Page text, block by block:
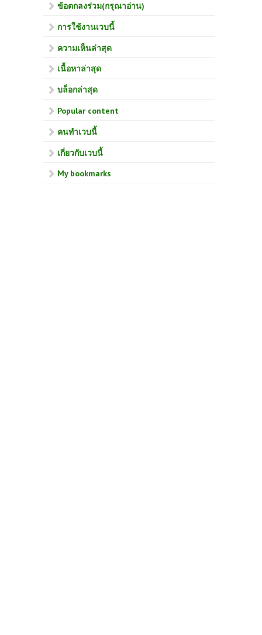
ข้อตกลงร่วม(กรุณาอ่าน)
การใช้งานเวบนี้
ความเห็นล่าสุด
เนื้อหาล่าสุด
บล็อกล่าสุด
Popular content
คนทำเวบนี้
เกี่ยวกับเวบนี้
My bookmarks